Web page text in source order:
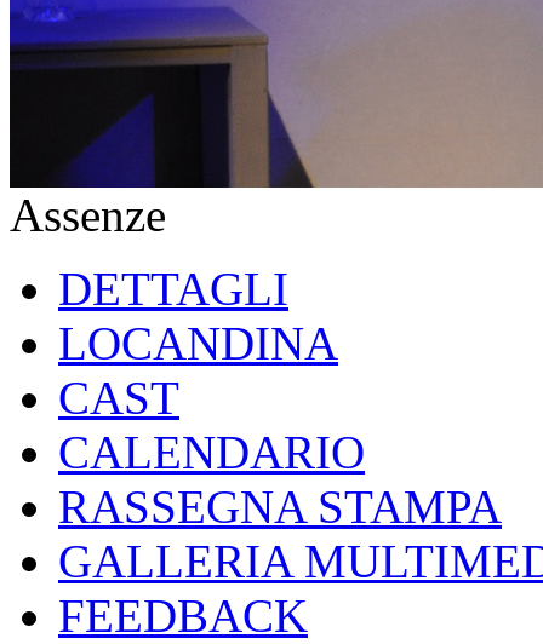
Assenze
DETTAGLI
LOCANDINA
CAST
CALENDARIO
RASSEGNA STAMPA
GALLERIA
FEEDBACK